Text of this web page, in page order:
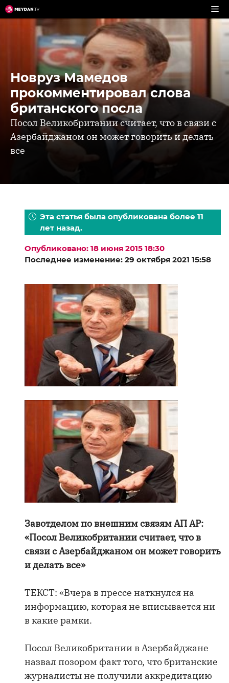
Перейти
к
содержимому
Новруз Мамедов
прокомментировал слова
британского посла
Посол Великобритании считает, что в связи с
Азербайджаном он может говорить и делать
все
Эта статья была опубликована более 11
лет назад.
Опубликовано: 18 июня 2015 18:30
Последнее изменение: 29 октября 2021 15:58
Завотделом по внешним связям АП АР:
«Посол Великобритании считает, что в
связи с Азербайджаном он может говорить
и делать все»
ТЕКСТ: «Вчера в прессе наткнулся на
информацию, которая не вписывается ни
в какие рамки.
Посол Великобритании в Азербайджане
назвал позором факт того, что британские
журналисты не получили аккредитацию